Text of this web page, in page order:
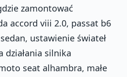
zamontować
accord viii 2.0, passat b6
ustawienie świateł
działania silnika
seat alhambra, małe